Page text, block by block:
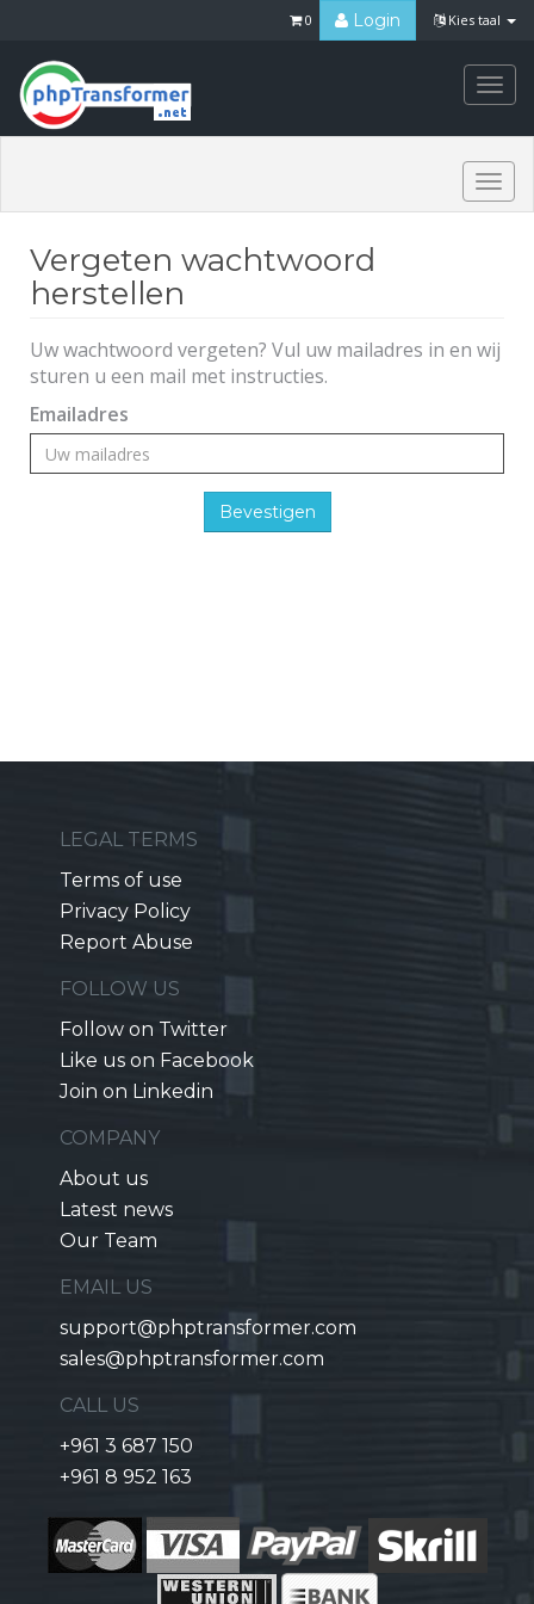
Kies taal
Login
0
Vergeten wachtwoord
herstellen
Uw wachtwoord vergeten? Vul uw mailadres in en wij
sturen u een mail met instructies.
Emailadres
Bevestigen
LEGAL TERMS
Terms of use
Privacy Policy
Report Abuse
FOLLOW US
Follow on Twitter
Like us on Facebook
Join on Linkedin
COMPANY
About us
Latest news
Our Team
EMAIL US
support@phptransformer.com
sales@phptransformer.com
CALL US
+961 3 687 150
+961 8 952 163